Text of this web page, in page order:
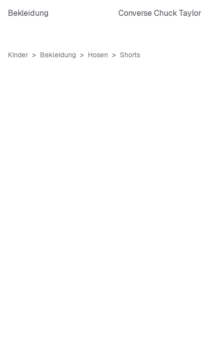
Bekleidung
Converse Chuck Taylor
Kinder Bekleidung Hosen Shorts